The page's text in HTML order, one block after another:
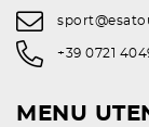
+39 0721
MENU